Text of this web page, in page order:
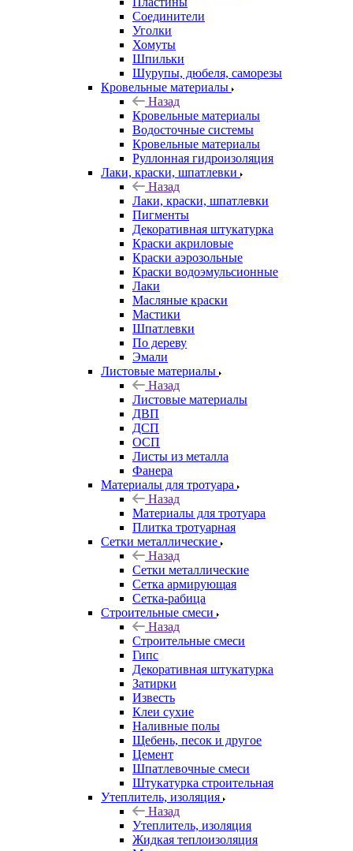
Соединители
Уголки
Хомуты
Шпильки
Шурупы, дюбеля, саморезы
Кровельные материалы
Назад
Кровельные материалы
Водосточные системы
Кровельные материалы
Руллонная гидроизоляция
Лаки, краски, шпатлевки
Назад
Лаки, краски, шпатлевки
Пигменты
Декоративная штукатурка
Краски акриловые
Краски аэрозольные
Краски водоэмульсионные
Лаки
Масляные краски
Мастики
Шпатлевки
По дереву
Эмали
Листовые материалы
Назад
Листовые материалы
ДВП
ДСП
ОСП
Листы из металла
Фанера
Материалы для тротуара
Назад
Материалы для тротуара
Плитка тротуарная
Сетки металлические
Назад
Сетки металлические
Сетка армирующая
Сетка-рабица
Строительные смеси
Назад
Строительные смеси
Гипс
Декоративная штукатурка
Затирки
Известь
Клеи сухие
Наливные полы
Щебень, песок и другое
Цемент
Шпатлевочные смеси
Штукатурка строительная
Утеплитель, изоляция
Назад
Утеплитель, изоляция
Жидкая теплоизоляция